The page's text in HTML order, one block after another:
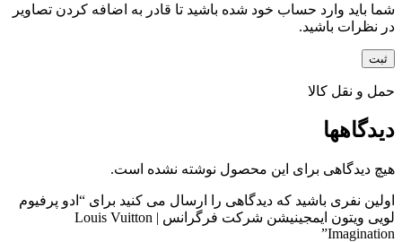
شما باید وارد حساب خود شده باشید تا قادر به اضافه کردن تصاویر
در نظرات باشید.
حمل و نقل کالا
دیدگاهها
هیچ دیدگاهی برای این محصول نوشته نشده است.
اولین نفری باشید که دیدگاهی را ارسال می کنید برای “ادو پرفیوم
لویی ویتون ایمجینیشن شرکت فرگرانس | Louis Vuitton
Imagination”